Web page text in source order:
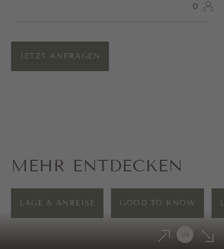
JETZT ANFRAGEN
MEHR ENTDECKEN
LAGE & ANREISE GOOD TO KNOW
1 /4